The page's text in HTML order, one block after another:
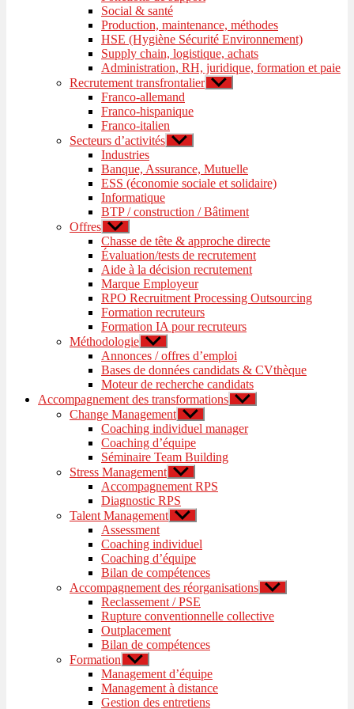
Social & santé
Production, maintenance, méthodes
HSE (Hygiène Sécurité Environnement)
Supply chain, logistique, achats
Administration, RH, juridique, formation et paie
Recrutement transfrontalier Afficher
Franco-allemand
Franco-hispanique
Franco-italien
Secteurs d’activités Afficher
sous-
menu
Industries
Banque, Assurance, Mutuelle
ESS (économie sociale et solidaire)
Informatique
BTP / construction / Bâtiment
Offres Afficher
le
sous-
menu
Chasse de tête & approche directe
Évaluation/tests de recrutement
Aide à la décision recrutement
Marque Employeur
RPO Recruitment Processing Outsourcing
Formation recruteurs
Formation IA pour recruteurs
Méthodologie Afficher
le
sous-
menu
Annonces / offres d’emploi
Bases de données candidats & CVthèque
Moteur de recherche candidats
Accompagnement des transformations Afficher
sous-
menu
Change Management Afficher
le
sous-
menu
Coaching individuel manager
Coaching d’équipe
Séminaire Team Building
Stress Management Afficher
le
sous-
menu
Accompagnement RPS
Diagnostic RPS
Talent Management Afficher
sous-
menu
Assessment
Coaching individuel
Coaching d’équipe
Bilan de compétences
Accompagnement des réorganisations Afficher
sous-
menu
Reclassement / PSE
Rupture conventionnelle collective
Outplacement
Bilan de compétences
Formation Afficher
le
sous-
menu
Management d’équipe
Management à distance
Gestion des entretiens